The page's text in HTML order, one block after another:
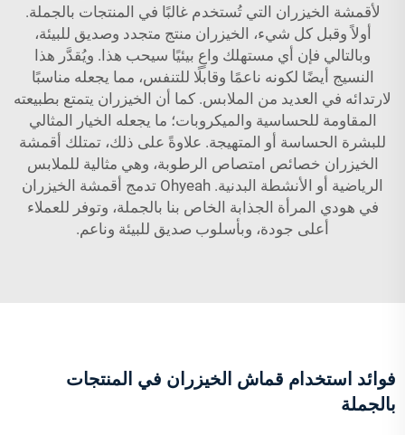
لأقمشة الخيزران التي تُستخدم غالبًا في المنتجات بالجملة.
أولاً وقبل كل شيء، الخيزران منتج متجدد وصديق للبيئة،
وبالتالي فإن أي مستهلك واعٍ بيئيًا سيحب هذا. ويُقدَّر هذا
النسيج أيضًا لكونه ناعمًا وقابلًا للتنفس، مما يجعله مناسبًا
لارتدائه في العديد من الملابس. كما أن الخيزران يتمتع بطبيعته
المقاومة للحساسية والميكروبات؛ ما يجعله الخيار المثالي
للبشرة الحساسة أو المتهيجة. علاوةً على ذلك، تمتلك أقمشة
الخيزران خصائص امتصاص الرطوبة، وهي مثالية للملابس
الرياضية أو الأنشطة البدنية. Ohyeah تدمج أقمشة الخيزران
في هودي المرأة الجذابة الخاص بنا بالجملة، وتوفر للعملاء
أعلى جودة، وبأسلوب صديق للبيئة وناعم.
فوائد استخدام قماش الخيزران في المنتجات
بالجملة